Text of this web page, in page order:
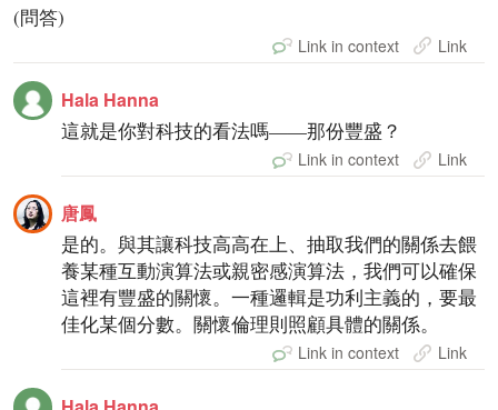
(問答)
Link in context Link
Hala Hanna
這就是你對科技的看法嗎——那份豐盛？
Link in context Link
唐鳳
是的。與其讓科技高高在上、抽取我們的關係去餵
養某種互動演算法或親密感演算法，我們可以確保
這裡有豐盛的關懷。一種邏輯是功利主義的，要最
佳化某個分數。關懷倫理則照顧具體的關係。
Link in context Link